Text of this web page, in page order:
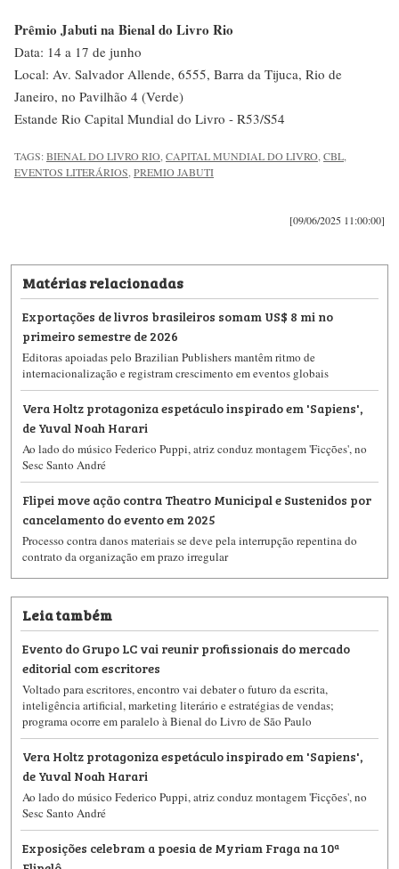
Prêmio Jabuti na Bienal do Livro Rio
Data: 14 a 17 de junho
Local: Av. Salvador Allende, 6555, Barra da Tijuca, Rio de
Janeiro, no Pavilhão 4 (Verde)
Estande Rio Capital Mundial do Livro - R53/S54
TAGS:BIENAL DO LIVRO RIO,CAPITAL MUNDIAL DO LIVRO,CBL,
EVENTOS LITERÁRIOS,PREMIO JABUTI
[09/06/2025 11:00:00]
Matérias relacionadas
Exportações de livros brasileiros somam US$ 8 mi no
primeiro semestre de 2026
Editoras apoiadas pelo Brazilian Publishers mantêm ritmo de
internacionalização e registram crescimento em eventos globais
Vera Holtz protagoniza espetáculo inspirado em 'Sapiens',
de Yuval Noah Harari
Ao lado do músico Federico Puppi, atriz conduz montagem 'Ficções', no
Sesc Santo André
Flipei move ação contra Theatro Municipal e Sustenidos por
cancelamento do evento em 2025
Processo contra danos materiais se deve pela interrupção repentina do
contrato da organização em prazo irregular
Leia também
Evento do Grupo LC vai reunir profissionais do mercado
editorial com escritores
Voltado para escritores, encontro vai debater o futuro da escrita,
inteligência artificial, marketing literário e estratégias de vendas;
programa ocorre em paralelo à Bienal do Livro de São Paulo
Vera Holtz protagoniza espetáculo inspirado em 'Sapiens',
de Yuval Noah Harari
Ao lado do músico Federico Puppi, atriz conduz montagem 'Ficções', no
Sesc Santo André
Exposições celebram a poesia de Myriam Fraga na 10ª